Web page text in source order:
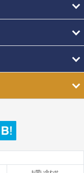
お問い合わせ